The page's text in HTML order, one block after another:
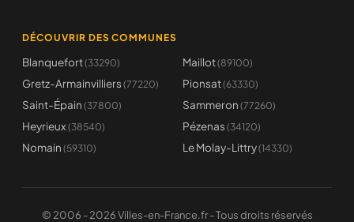
DÉCOUVRIR DES COMMUNES
Blanquefort(33290) Maillot(89100)
Gretz-Armainvilliers (77220) Pionsat(63330)
Saint-Épain (37800) Sammeron (77260)
Heyrieux (38540) Pézenas (34120)
Nomain (59310) Le Molay-Littry(14330)
© 2006 - 2026 Villes-en-France.fr - Tous droits réservés